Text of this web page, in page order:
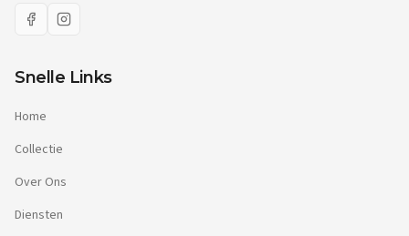
Snelle Links
Home
Collectie
Over Ons
Diensten